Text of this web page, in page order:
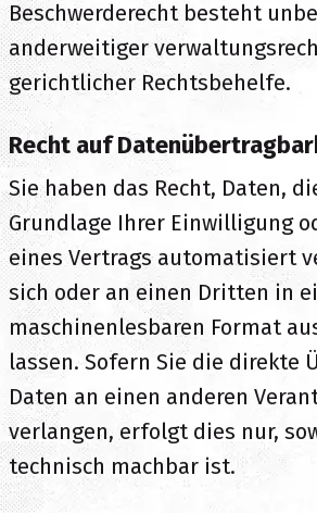
Beschwerderecht besteht
anderweitiger
gerichtlicher Rechtsbehelfe.
Recht auf
Sie haben das Recht, Daten,
Grundlage Ihrer Einwilligung
eines Vertrags automatisiert
sich oder an einen Dritten in
maschinenlesbaren Format
lassen. Sofern Sie die direkte
Daten an einen anderen
verlangen, erfolgt dies nur,
technisch machbar ist.